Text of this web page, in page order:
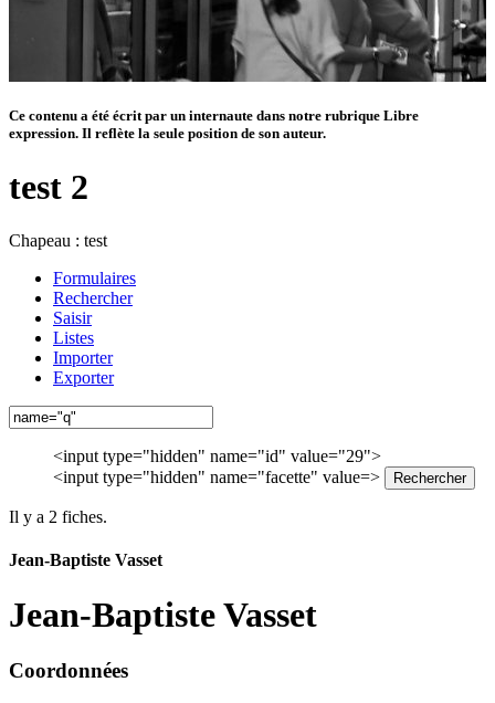
Ce contenu a été écrit par un internaute dans notre rubrique Libre
expression. Il reflète la seule position de son auteur.
test 2
Chapeau : test
Formulaires
Rechercher
Saisir
Listes
Importer
Exporter
<input type="hidden" name="id" value="29">
<input type="hidden" name="facette" value=>
Il y a 2 fiches.
Jean-Baptiste Vasset
Jean-Baptiste Vasset
Coordonnées